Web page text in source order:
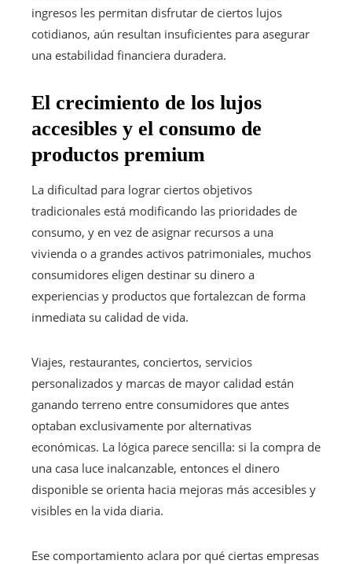
ingresos les permitan disfrutar de ciertos lujos
cotidianos, aún resultan insuficientes para asegurar
una estabilidad financiera duradera.
El crecimiento de los lujos
accesibles y el consumo de
productos premium
La dificultad para lograr ciertos objetivos
tradicionales está modificando las prioridades de
consumo, y en vez de asignar recursos a una
vivienda o a grandes activos patrimoniales, muchos
consumidores eligen destinar su dinero a
experiencias y productos que fortalezcan de forma
inmediata su calidad de vida.
Viajes, restaurantes, conciertos, servicios
personalizados y marcas de mayor calidad están
ganando terreno entre consumidores que antes
optaban exclusivamente por alternativas
económicas. La lógica parece sencilla: si la compra de
una casa luce inalcanzable, entonces el dinero
disponible se orienta hacia mejoras más accesibles y
visibles en la vida diaria.
Ese comportamiento aclara por qué ciertas empresas